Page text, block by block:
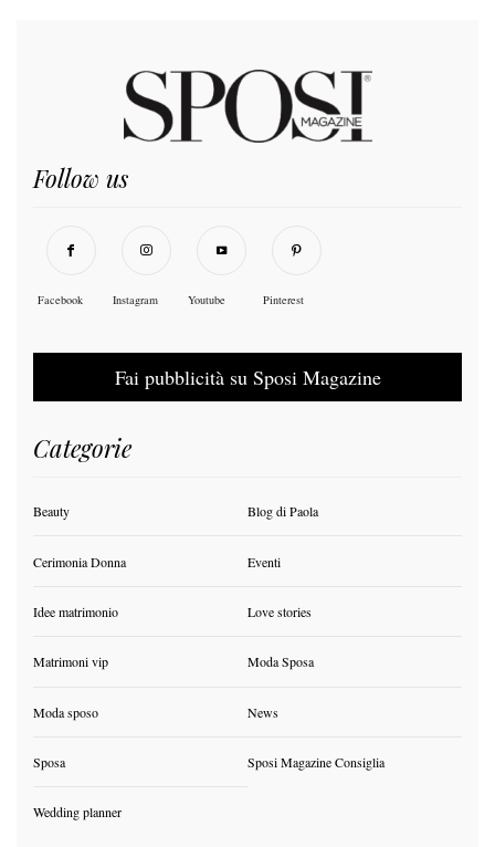
Follow us
Facebook Instagram Youtube Pinterest
Fai pubblicità su Sposi Magazine
Categorie
Beauty Blog di Paola
Cerimonia Donna Eventi
Idee matrimonio Love stories
Matrimoni vip Moda Sposa
Moda sposo News
Sposa Sposi Magazine Consiglia
Wedding planner